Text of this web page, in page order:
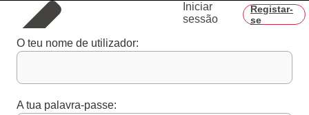
Iniciar
sessão
Registar-
se
O teu nome de utilizador:
A tua palavra-passe: